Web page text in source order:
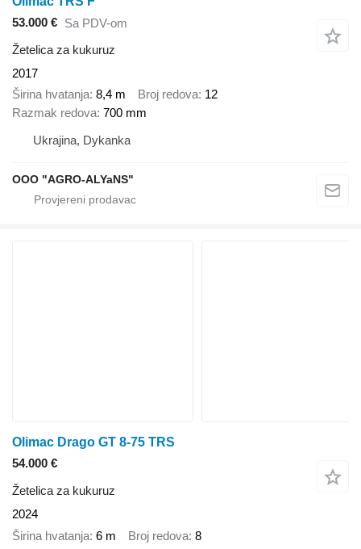
53.000 € Sa PDV-om
Žetelica za kukuruz
2017
Širina hvatanja 8,4 m Broj redova 12
Razmak redova 700 mm
Ukrajina, Dykanka
OOO "AGRO-ALYaNS"
Olimac Drago GT 8-75 TRS
54.000 €
Žetelica za kukuruz
2024
Širina hvatanja 6 m Broj redova 8